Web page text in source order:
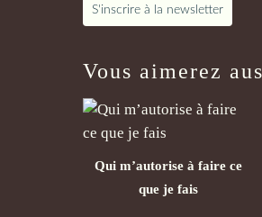
S'inscrire à la newsletter
Vous aimerez
Qui m’autorise à faire ce
que je fais